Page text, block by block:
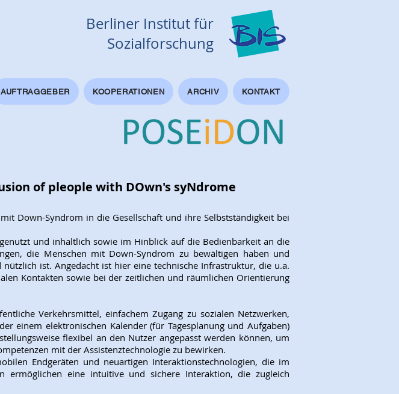
Berliner Institut für
Sozialforschung
AUFTRAGGEBER KOOPERATIONEN ARCHIV KONTAKT
of pleople with DOwn's syNdrome​
Down-Syndrom in die Gesellschaft und ihre Selbstständigkeit bei
und inhaltlich sowie im Hinblick auf die Bedienbarkeit an die
die Menschen mit Down-Syndrom zu bewältigen haben und
ist. Angedacht ist hier eine technische Infrastruktur, die u.a.
Kontakten sowie bei der zeitlichen und räumlichen Orientierung
Verkehrsmittel, einfachem Zugang zu sozialen Netzwerken,
einem elektronischen Kalender (für Tagesplanung und Aufgaben)
flexibel an den Nutzer angepasst werden können, um
mit der Assistenztechnologie zu bewirken.
Endgeräten und neuartigen Interaktionstechnologien, die im
ermöglichen eine intuitive und sichere Interaktion, die zugleich